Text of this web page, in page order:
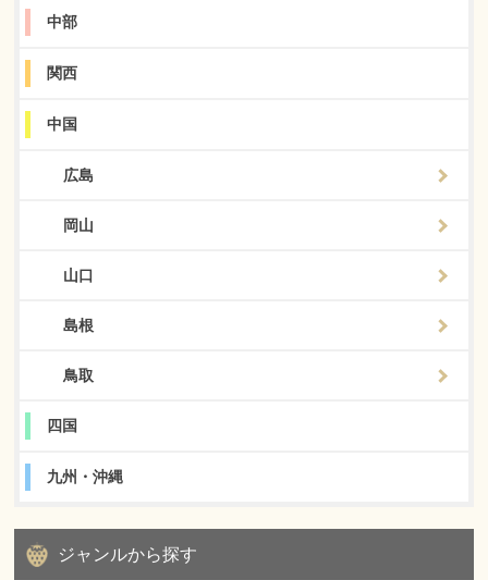
中部
関西
中国
広島
岡山
山口
島根
鳥取
四国
九州・沖縄
ジャンルから探す